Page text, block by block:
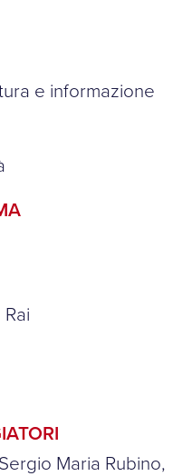
e informazione
Maria Rubino,